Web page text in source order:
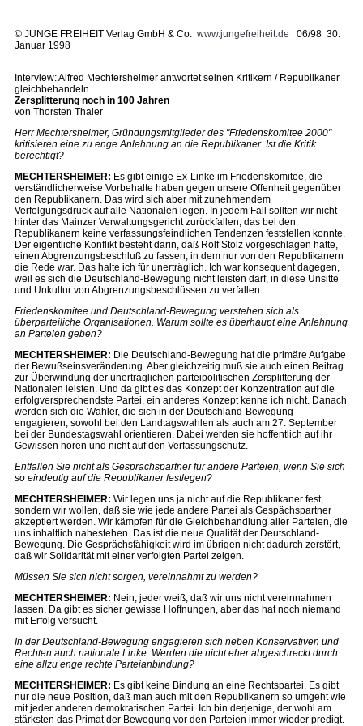
© JUNGE FREIHEIT Verlag GmbH & Co. www.jungefreiheit.de 06/98 30.
Januar 1998
Interview: Alfred Mechtersheimer antwortet seinen Kritikern / Republikaner
gleichbehandeln
Zersplitterung noch in 100 Jahren
von Thorsten Thaler
Herr Mechtersheimer, Gründungsmitglieder des "Friedenskomitee 2000"
kritisieren eine zu enge Anlehnung an die Republikaner. Ist die Kritik
berechtigt?
MECHTERSHEIMER: Es gibt einige Ex-Linke im Friedenskomitee, die
verständlicherweise Vorbehalte haben gegen unsere Offenheit gegenüber
den Republikanern. Das wird sich aber mit zunehmendem
Verfolgungsdruck auf alle Nationalen legen. In jedem Fall sollten wir nicht
hinter das Mainzer Verwaltungsgericht zurückfallen, das bei den
Republikanern keine verfassungsfeindlichen Tendenzen feststellen konnte.
Der eigentliche Konflikt besteht darin, daß Rolf Stolz vorgeschlagen hatte,
einen Abgrenzungsbeschluß zu fassen, in dem nur von den Republikanern
die Rede war. Das halte ich für unerträglich. Ich war konsequent dagegen,
weil es sich die Deutschland-Bewegung nicht leisten darf, in diese Unsitte
und Unkultur von Abgrenzungsbeschlüssen zu verfallen.
Friedenskomitee und Deutschland-Bewegung verstehen sich als
überparteiliche Organisationen. Warum sollte es überhaupt eine Anlehnung
an Parteien geben?
MECHTERSHEIMER: Die Deutschland-Bewegung hat die primäre Aufgabe
der Bewußseinsveränderung. Aber gleichzeitig muß sie auch einen Beitrag
zur Überwindung der unerträglichen parteipolitischen Zersplitterung der
Nationalen leisten. Und da gibt es das Konzept der Konzentration auf die
erfolgversprechendste Partei, ein anderes Konzept kenne ich nicht. Danach
werden sich die Wähler, die sich in der Deutschland-Bewegung
engagieren, sowohl bei den Landtagswahlen als auch am 27. September
bei der Bundestagswahl orientieren. Dabei werden sie hoffentlich auf ihr
Gewissen hören und nicht auf den Verfassungschutz.
Entfallen Sie nicht als Gesprächspartner für andere Parteien, wenn Sie sich
so eindeutig auf die Republikaner festlegen?
MECHTERSHEIMER: Wir legen uns ja nicht auf die Republikaner fest,
sondern wir wollen, daß sie wie jede andere Partei als Gespächspartner
akzeptiert werden. Wir kämpfen für die Gleichbehandlung aller Parteien, die
uns inhaltlich nahestehen. Das ist die neue Qualität der Deutschland-
Bewegung. Die Gesprächsfähigkeit wird im übrigen nicht dadurch zerstört,
daß wir Solidarität mit einer verfolgten Partei zeigen.
Müssen Sie sich nicht sorgen, vereinnahmt zu werden?
MECHTERSHEIMER: Nein, jeder weiß, daß wir uns nicht vereinnahmen
lassen. Da gibt es sicher gewisse Hoffnungen, aber das hat noch niemand
mit Erfolg versucht.
In der Deutschland-Bewegung engagieren sich neben Konservativen und
Rechten auch nationale Linke. Werden die nicht eher abgeschreckt durch
eine allzu enge rechte Parteianbindung?
MECHTERSHEIMER: Es gibt keine Bindung an eine Rechtspartei. Es gibt
nur die neue Position, daß man auch mit den Republikanern so umgeht wie
mit jeder anderen demokratischen Partei. Ich bin derjenige, der wohl am
stärksten das Primat der Bewegung vor den Parteien immer wieder predigt.